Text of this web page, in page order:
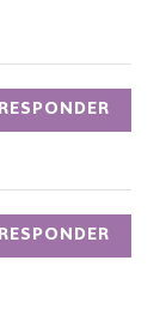
RESPONDER
RESPONDER